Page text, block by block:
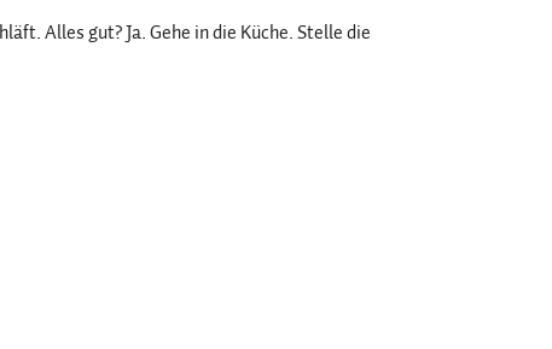
Alles gut? Ja. Gehe in die Küche. Stelle die